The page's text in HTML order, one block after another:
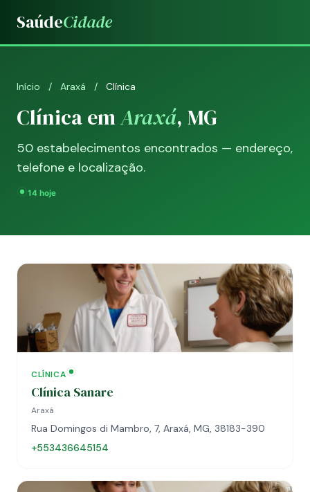
SaúdeCidade
Início / Araxá / Clínica
Clínica emAraxá, MG
50 estabelecimentos encontrados — endereço,
telefone e localização.
CLÍNICA
Clínica Sanare
Araxá
Rua Domingos di Mambro, 7, Araxá, MG, 38183-390
+553436645154